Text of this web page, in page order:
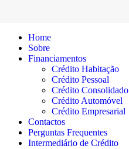
Home
Sobre
Financiamentos
Crédito Habitação
Crédito Pessoal
Crédito Consolidado
Crédito Automóvel
Crédito Empresarial
Contactos
Perguntas Frequentes
Intermediário de Crédito